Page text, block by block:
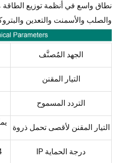
نطاق واسع في أنظمة توزيع الطاقة
والصلب والأسمنت والتعدين
الجهد المُصنَّف
التيار المقنن
التردد المسموح
التيار المقنن لأقصى تحمل ذروة
درجة الحماية IP